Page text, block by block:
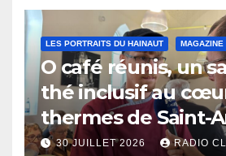
LES PORTRAITS DU HAINAUT MAGAZINE
O café réunis, un
thé inclusif au
thermes de Saint-
Eaux
30 JUILLET 2026 RADIO